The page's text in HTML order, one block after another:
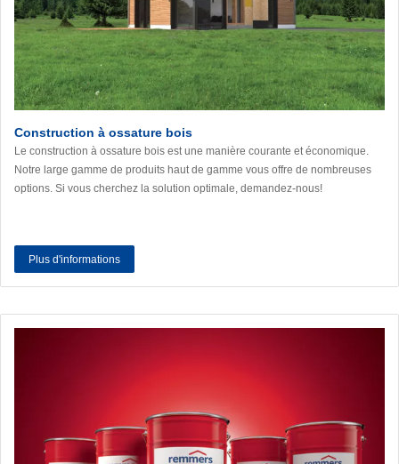
Construction à ossature bois
Le construction à ossature bois est une manière courante et économique.
Notre large gamme de produits haut de gamme vous offre de nombreuses
options. Si vous cherchez la solution optimale, demandez-nous!
Plus d'informations